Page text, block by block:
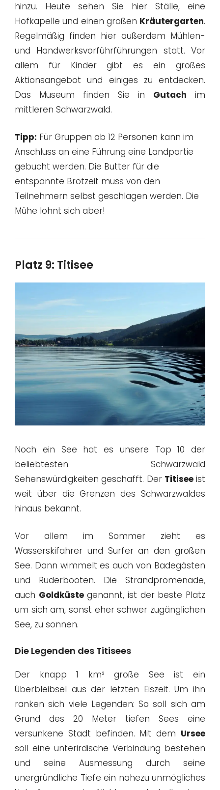
hinzu. Heute sehen Sie hier Ställe, eine
Hofkapelle und einen großen Kräutergarten.
Regelmäßig finden hier außerdem Mühlen-
und Handwerksvorführführungen statt. Vor
allem für Kinder gibt es ein großes
Aktionsangebot und einiges zu entdecken.
Das Museum finden Sie in Gutach im
mittleren Schwarzwald.
Tipp: Für Gruppen ab 12 Personen kann im
Anschluss an eine Führung eine Landpartie
gebucht werden. Die Butter für die
entspannte Brotzeit muss von den
Teilnehmern selbst geschlagen werden. Die
Mühe lohnt sich aber!
Platz 9: Titisee
Noch ein See hat es unsere Top 10 der
beliebtesten Schwarzwald
Sehenswürdigkeiten geschafft. Der Titiseeist
weit über die Grenzen des Schwarzwaldes
hinaus bekannt.
Vor allem im Sommer zieht es
Wasserskifahrer und Surfer an den großen
See. Dann wimmelt es auch von Badegästen
und Ruderbooten. Die Strandpromenade,
auch Goldküstegenannt, ist der beste Platz
um sich am, sonst eher schwer zugänglichen
See, zu sonnen.
Die Legenden des Titisees
Der knapp 1 km² große See ist ein
Überbleibsel aus der letzten Eiszeit. Um ihn
ranken sich viele Legenden: So soll sich am
Grund des 20 Meter tiefen Sees eine
versunkene Stadt befinden. Mit dem Ursee
soll eine unterirdische Verbindung bestehen
und seine Ausmessung durch seine
unergründliche Tiefe ein nahezu unmögliches